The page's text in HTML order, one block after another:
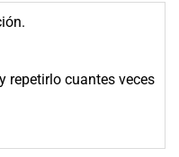
repetirlo cuantes veces